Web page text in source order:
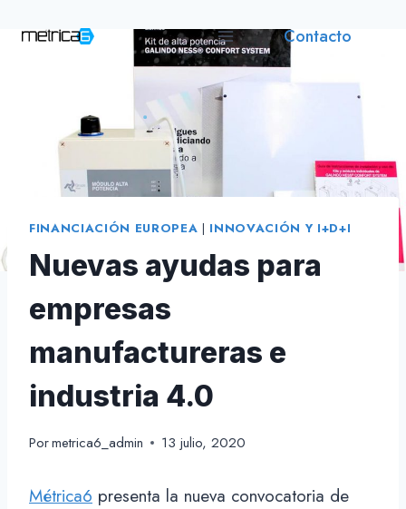
Contacto
FINANCIACIÓN EUROPEA | INNOVACIÓN Y I+D+I
Nuevas ayudas para
empresas
manufactureras e
industria 4.0
Pormetrica6_admin 13 julio, 2020
Métrica6 presenta la nueva convocatoria de